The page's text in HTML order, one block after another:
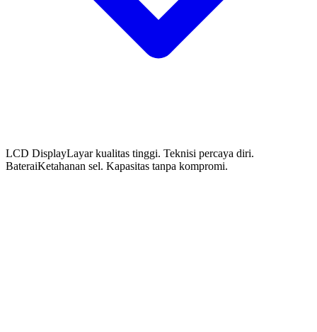
LCD DisplayLayar kualitas tinggi. Teknisi percaya diri.
BateraiKetahanan sel. Kapasitas tanpa kompromi.